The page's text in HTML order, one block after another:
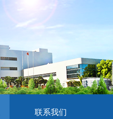
联系我们